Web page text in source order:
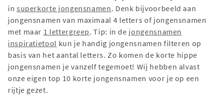
in superkorte jongensnamen. Denk bijvoorbeeld aan
jongensnamen van maximaal 4 letters of jongensnamen
met maar 1 lettergreep. Tip: in de jongensnamen
inspiratietool kun je handig jongensnamen filteren op
basis van het aantal letters. Zo komen de korte hippe
jongensnamen je vanzelf tegemoet! Wij hebben alvast
onze eigen top 10 korte jongensnamen voor je op een
rijtje gezet.